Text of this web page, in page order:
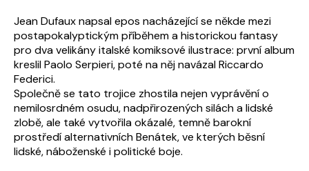
Jean Dufaux napsal epos nacházející se někde mezi
postapokalyptickým příběhem a historickou fantasy
pro dva velikány italské komiksové ilustrace: první album
kreslil Paolo Serpieri, poté na něj navázal Riccardo
Federici.
Společně se tato trojice zhostila nejen vyprávění o
nemilosrdném osudu, nadpřirozených silách a lidské
zlobě, ale také vytvořila okázalé, temně barokní
prostředí alternativních Benátek, ve kterých běsní
lidské, náboženské i politické boje.